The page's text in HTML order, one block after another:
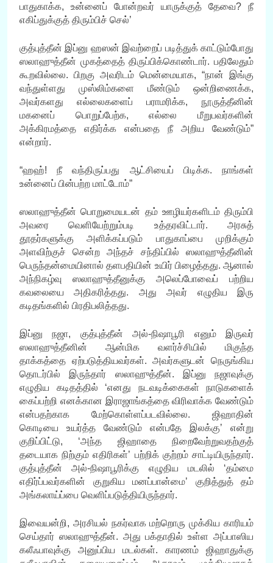
பாதுகாக்க, உன்னைப் போன்றவர் யாருக்குத் தேவை? நீ
எகிப்துக்குத் திரும்பிச் செல்’
குத்புத்தீன் இப்னு ஹஸன் இவற்றைப் படித்துக் காட்டும்போது
ஸலாஹுத்தீன் முகத்தைத் திருப்பிக்கொண்டார். பதிலேதும்
கூறவில்லை. பிறகு அவரிடம் மென்மையாக, “நான் இங்கு
வந்துள்ளது முஸ்லிம்களை மீண்டும் ஒன்றிணைக்க,
அவர்களது எல்லைகளைப் பராமரிக்க, நூருத்தீனின்
மகனைப் பொறுப்பேற்க, எல்லை மீறுபவர்களின்
அக்கிரமத்தை எதிர்க்க என்பதை நீ அறிய வேண்டும்”
என்றார்.
“ஹஹ்! நீ வந்திருப்பது ஆட்சியைப் பிடிக்க. நாங்கள்
உன்னைப் பின்பற்ற மாட்டோம்”
ஸலாஹுத்தீன் பொறுமையடன் தம் ஊழியர்களிடம் திரும்பி
அவரை வெளியேற்றும்படி உத்தரவிட்டார். அரசுத்
தூதர்களுக்கு அளிக்கப்படும் பாதுகாப்பை முறிக்கும்
அளவிற்குச் சென்ற அந்தச் சந்திப்பில் ஸலாஹுத்தீனின்
பெருந்தன்மையினால் தளபதியின் உயிர் பிழைத்தது. ஆனால்
அந்நிகழ்வு ஸலாஹுத்தீனுக்கு அலெப்போவைப் பற்றிய
கவலையை அதிகரித்தது. அது அவர் எழுதிய இரு
கடிதங்களில் பிரதிபலித்தது.
இப்னு நஜா, குத்புத்தீன் அல்-நிஷாபூரி எனும் இருவர்
ஸலாஹுத்தீனின் ஆன்மிக வளர்ச்சியில் மிகுந்த
தாக்கத்தை ஏற்படுத்தியவர்கள். அவர்களுடன் நெருங்கிய
தொடர்பில் இருந்தார் ஸலாஹுத்தீன். இப்னு நஜாவுக்கு
எழுதிய கடிதத்தில் ‘எனது நடவடிக்கைகள் நாடுகளைக்
கைப்பற்றி எனக்கான இராஜாங்கத்தை விரிவாக்க வேண்டும்
என்பதற்காக மேற்கொள்ளப்படவில்லை. ஜிஹாதின்
கொடியை உயர்த்த வேண்டும் என்பதே இலக்கு’ என்று
குறிப்பிட்டு, ‘அந்த ஜிஹாதை நிறைவேற்றுவதற்குத்
தடையாக நிற்கும் எதிரிகள்’ பற்றிக் குற்றம் சாட்டியிருந்தார்.
குத்புத்தீன் அல்-நிஷாபூரிக்கு எழுதிய மடலில் ‘தம்மை
எதிர்ப்பவர்களின் குறுகிய மனப்பான்மை’ குறித்துத் தம்
அங்கலாய்ப்பை வெளிப்படுத்தியிருந்தார்.
இவையன்றி, அரசியல் நகர்வாக மற்றொரு முக்கிய காரியம்
செய்தார் ஸலாஹுத்தீன். அது பக்தாதில் உள்ள அப்பாஸிய
கலீஃபாவுக்கு அனுப்பிய மடல்கள். காரணம் ஜிஹாதுக்கு